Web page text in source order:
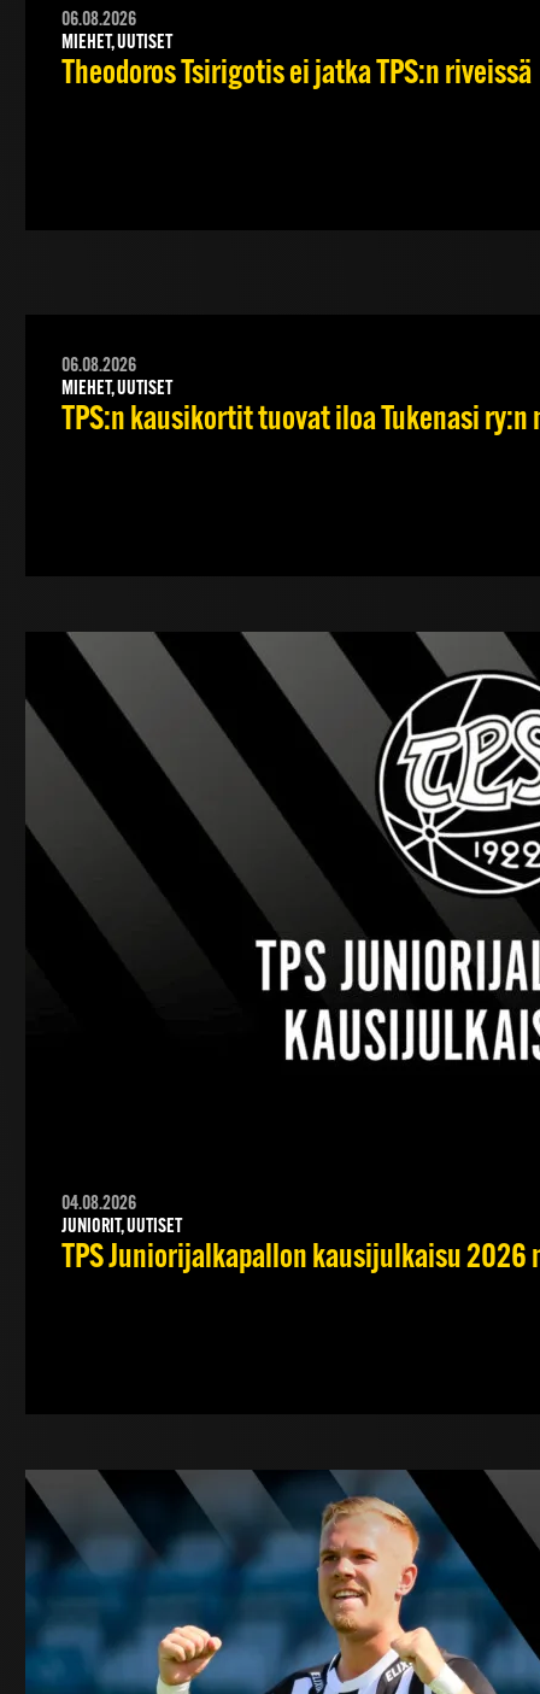
06.08.2026
MIEHET, UUTISET
Theodoros Tsirigotis ei jatka TPS:n riveissä
06.08.2026
MIEHET, UUTISET
TPS:n kausikortit tuovat iloa Tukenasi
04.08.2026
JUNIORIT, UUTISET
TPS Juniorijalkapallon kausijulkaisu 2026